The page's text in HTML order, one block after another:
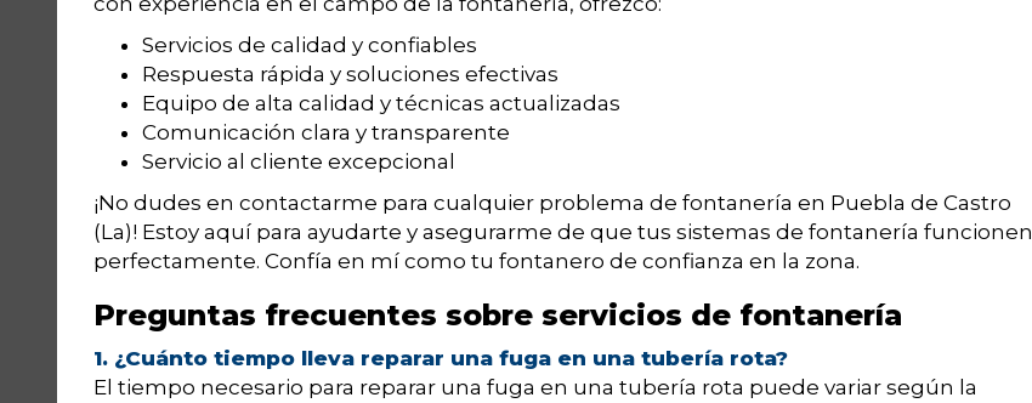
Servicios de calidad y confiables
Respuesta rápida y soluciones efectivas
Equipo de alta calidad y técnicas actualizadas
Comunicación clara y transparente
Servicio al cliente excepcional
¡No dudes en contactarme para cualquier problema de fontanería en Puebla de Castro
(La)! Estoy aquí para ayudarte y asegurarme de que tus sistemas de fontanería funcionen
perfectamente. Confía en mí como tu fontanero de confianza en la zona.
Preguntas frecuentes sobre servicios de fontanería
1. ¿Cuánto tiempo lleva reparar una fuga en una tubería rota?
El tiempo necesario para reparar una fuga en una tubería rota puede variar según la